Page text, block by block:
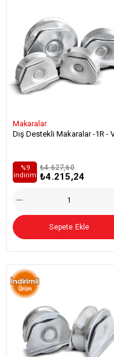
Makaralar
Dış Destekli Makaralar -1R -
₺4.215,24
₺4.627,60
%9
i̇ndirim
Sepete Ekle